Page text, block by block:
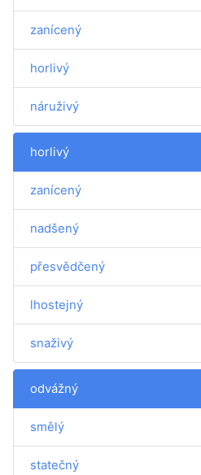
zanícený
horlivý
náruživý
horlivý
zanícený
nadšený
přesvědčený
lhostejný
snaživý
odvážný
smělý
statečný